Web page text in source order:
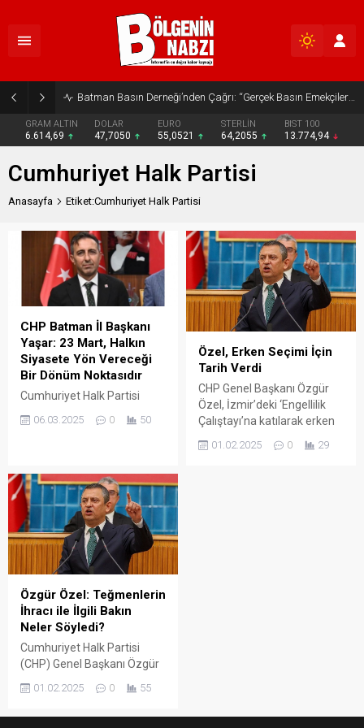
Batman Basın Derneği’nden Çağrı: “Gerçek Basın Emekçileri Desteklenmeli”
GRAM ALTIN
6.614,69
DOLAR
47,7050
EURO
55,0521
STERLİN
64,2055
BIST 100
13.774,94
Cumhuriyet Halk Partisi
Anasayfa Etiket:Cumhuriyet Halk Partisi
CHP Batman İl Başkanı
Yaşar: 23 Mart, Halkın
Siyasete Yön Vereceği
Bir Dönüm Noktasıdır
Cumhuriyet Halk Partisi
Adnan Yaşar, 23 Mart’ta
sürecine dair açıklamalarda
bulundu.
06.03.2025 0 50
Özel, Erken Seçimi İçin
Tarih Verdi
CHP Genel Başkanı Özgür
Özel, İzmir’deki ‘Engellilik
Çalıştayı’na katılarak erken
vaadiyle dikkat çekti.
01.02.2025 0 29
Özgür Özel: Teğmenlerin
İhracı ile İlgili Bakın
Neler Söyledi?
Cumhuriyet Halk Partisi
(CHP) Genel Başkanı Özgür
Kuvvetleri'nden (TSK) 5
01.02.2025 0 55